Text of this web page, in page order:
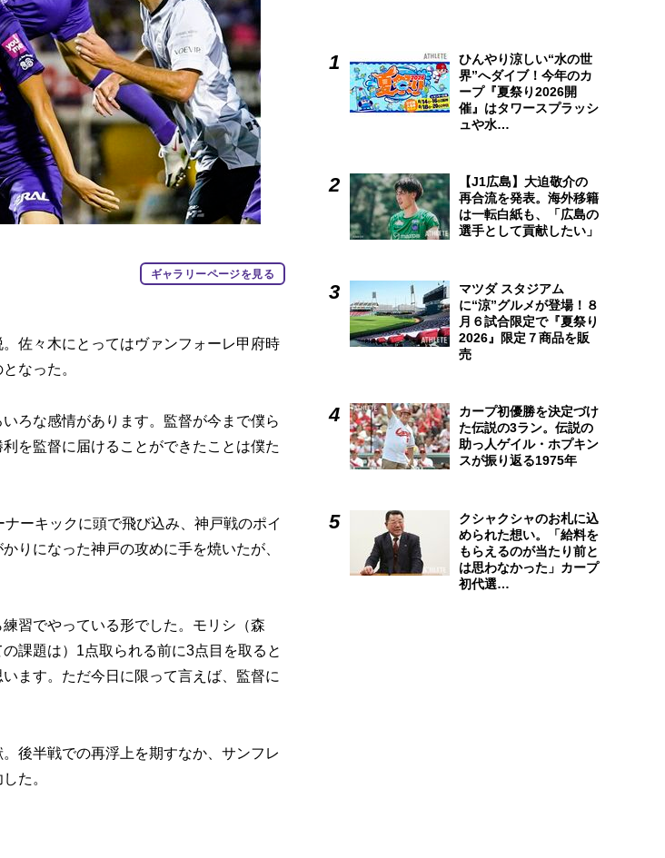
ギャラリーページを見る
佐々木にとってはヴァンフォーレ甲府時
なった。
ろな感情があります。監督が今まで僕ら
を監督に届けることができたことは僕た
ーキックに頭で飛び込み、神戸戦のポイ
りになった神戸の攻めに手を焼いたが、
習でやっている形でした。モリシ（森
課題は）1点取られる前に3点目を取ると
ます。ただ今日に限って言えば、監督に
後半戦での再浮上を期すなか、サンフレ
た。
ひんやり涼しい“水の世
界”へダイブ！今年のカ
ープ『夏祭り2026開
催』はタワースプラッシ
ュや水…
【J1広島】大迫敬介の
再合流を発表。海外移籍
は一転白紙も、「広島の
選手として貢献したい」
マツダ スタジアム
に“涼”グルメが登場！８
月６試合限定で『夏祭り
2026』限定７商品を販
売
カープ初優勝を決定づけ
た伝説の3ラン。伝説の
助っ人ゲイル・ホプキン
スが振り返る1975年
クシャクシャのお札に込
められた想い。「給料を
もらえるのが当たり前と
は思わなかった」カープ
初代選…